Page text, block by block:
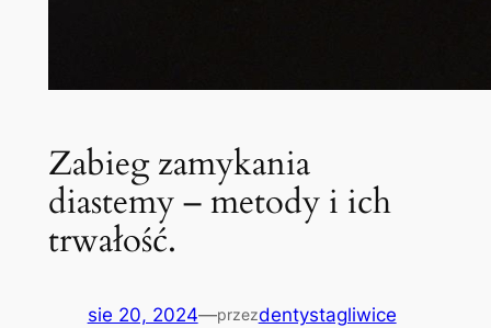
Zabieg zamykania
diastemy – metody i ich
trwałość.
sie 20, 2024—przezdentystagliwice